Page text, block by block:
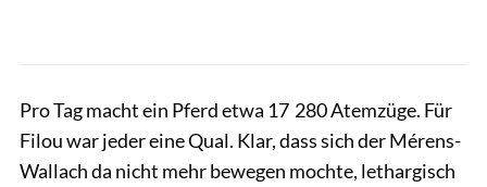
Pro Tag macht ein Pferd etwa 17 280 Atemzüge. Für
Filou war jeder eine Qual. Klar, dass sich der Mérens-
Wallach da nicht mehr bewegen mochte, lethargisch